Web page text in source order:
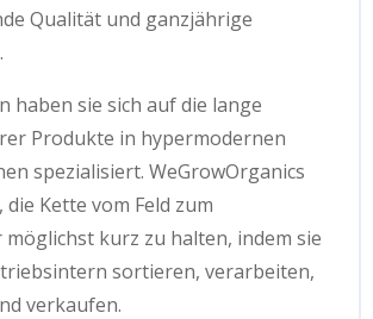
Qualität und ganzjährige
haben sie sich auf die lange
Produkte in hypermodernen
spezialisiert. WeGrowOrganics
die Kette vom Feld zum
kurz zu halten, indem sie
sortieren, verarbeiten,
verkaufen.